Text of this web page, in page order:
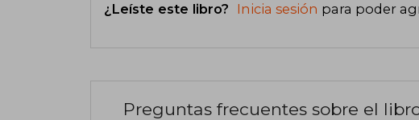
¿Leíste este libro? Inicia sesión para poder
Preguntas frecuentes sobre el